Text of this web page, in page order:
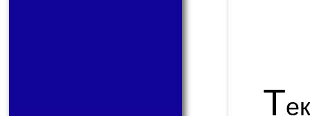
Т